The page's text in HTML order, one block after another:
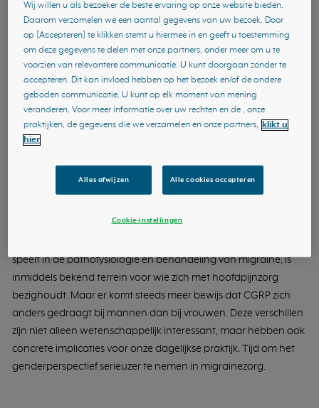
CGRP werkt niet
genderneutraal. Dat betekent
zou moeten zijn.
speelt in de pathofysiologie én behandeling van migraine, is
inmiddels bekend terrein voor wie zich met hoofdpijnzorg
bezighoudt. Maar er komt steeds meer bewijs dat CGRP zich
anders gedraagt bij mannen dan bij vrouwen. Deze verschillen
zijn niet alleen wetenschappelijk interessant, maar hebben ook
concrete implicaties voor onze dagelijkse praktijk. Tijd om het
genderperspectief serieuzer te nemen in migrainezorg.
Wij willen u als bezoeker de beste ervaring op onze website bieden.
Daarom verzamelen we een aantal gegevens van uw bezoek. Door
op [Accepteren] te klikken stemt u hiermee in en geeft u toestemming
om deze gegevens te delen met onze partners, onder meer om u te
voorzien van relevantere communicatie. U kunt doorgaan zonder te
accepteren. Dit kan invloed hebben op het bezoek en/of de andere
geboden communicatie. U kunt op elk moment van mening
veranderen. Voor meer informatie over uw rechten en de , onze
praktijken, de gegevens die we verzamelen en onze partners, klikt u
hier
Alles afwijzen Alle cookies accepteren
Cookie-instellingen